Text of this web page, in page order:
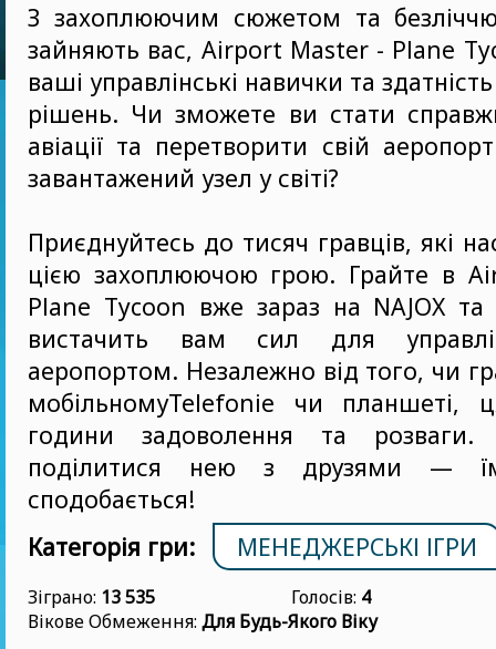
З захоплюючим сюжетом та
зайняють вас, Airport Master - Plane
ваші управлінські навички та
рішень. Чи зможете ви стати
авіації та перетворити свій
завантажений узел у світі?
Приєднуйтесь до тисяч гравців, які
цією захоплюючою грою. Грайте в
Plane Tycoon вже зараз на NAJOX та
вистачить вам сил для
аеропортом. Незалежно від того, чи
мобільномуTelefonie чи планшеті,
години задоволення та розваги.
поділитися нею з друзями —
сподобається!
Категорія гри:
МЕНЕДЖЕРСЬКІ ІГРИ
Зіграно: 13 535 Голосів: 4
Вікове Обмеження: Для Будь-Якого Віку